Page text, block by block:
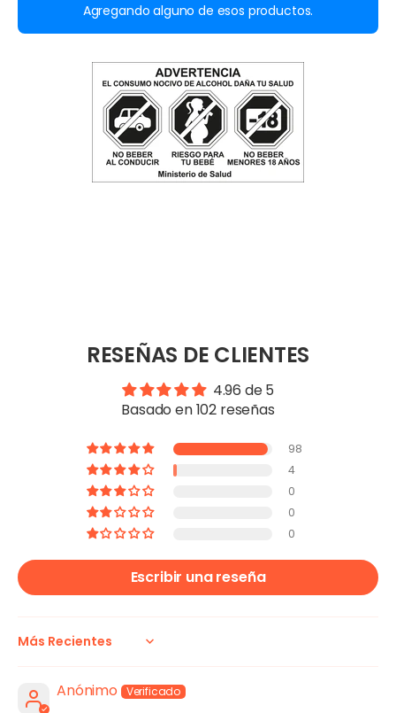
Agregando alguno de esos productos.
RESEÑAS DE CLIENTES
4.96 de 5
Basado en 102 reseñas
98
4
0
0
0
Escribir una reseña
Sort by
Anónimo